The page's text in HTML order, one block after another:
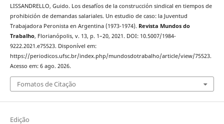
LISSANDRELLO, Guido. Los desafíos de la construcción sindical en tiempos de
prohibición de demandas salariales. Un estudio de caso: la Juventud
Trabajadora Peronista en Argentina (1973-1974). Revista Mundos do
Trabalho, Florianópolis, v. 13, p. 1–20, 2021. DOI: 10.5007/1984-
9222.2021.e75523. Disponível em:
https://periodicos.ufsc.br/index.php/mundosdotrabalho/article/view/75523.
Acesso em: 6 ago. 2026.
Fomatos de Citação
Edição